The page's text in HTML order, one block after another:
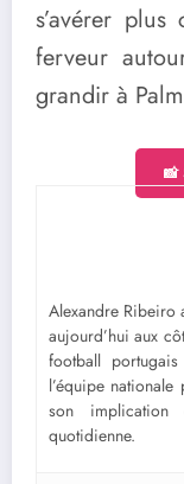
s’avérer
ferveur
grandir à
📸
Alexandre Ribeiro
aujourd’hui aux
football
l’équipe
son
quotidienne.